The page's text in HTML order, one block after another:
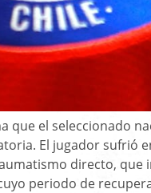
que el seleccionado
El jugador sufrió
directo, que
periodo de